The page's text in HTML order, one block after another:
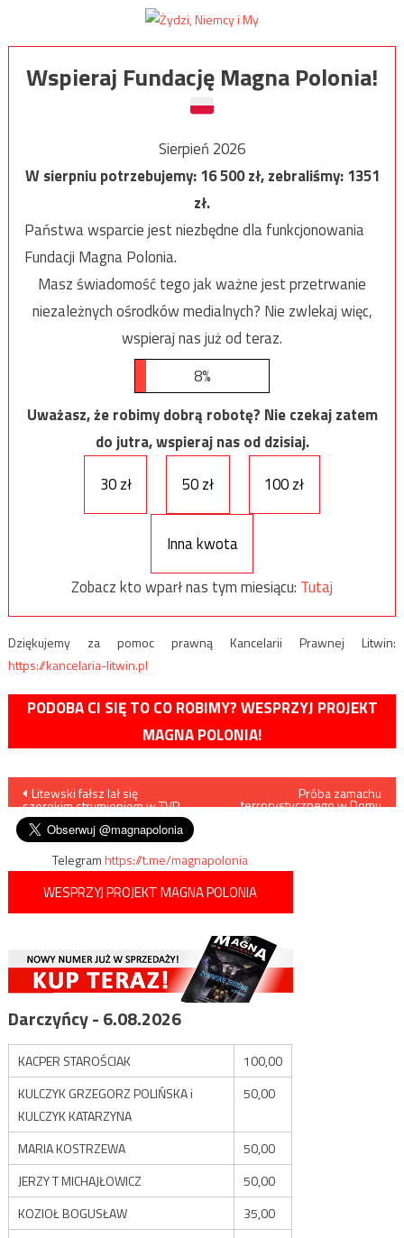
Wspieraj Fundację Magna Polonia!
Sierpień 2026
W sierpniu potrzebujemy:16 500zł, zebraliśmy:1351
zł.
Państwa wsparcie jest niezbędne dla funkcjonowania
Fundacji Magna Polonia.
Masz świadomość tego jak ważne jest przetrwanie
niezależnych ośrodków medialnych? Nie zwlekaj więc,
wspieraj nas już od teraz.
8%
Uważasz, że robimy dobrą robotę? Nie czekaj zatem
do jutra, wspieraj nas od dzisiaj.
30 zł
50 zł 100 zł
Inna kwota
Zobacz kto wparł nas tym miesiącu: Tutaj
Dziękujemy za pomoc prawną Kancelarii Prawnej Litwin:
https://kancelaria-litwin.pl
PODOBA CI SIĘ TO CO ROBIMY? WESPRZYJ PROJEKT
MAGNA POLONIA!
Nawigacja
wpisu
Litewski fałsz lał się
szerokim strumieniem w TVP
Próba zamachu
terrorystycznego w Domu
Telegramhttps://t.me/magnapolonia
WESPRZYJ PROJEKT MAGNA POLONIA
Darczyńcy - 6.08.2026
KACPER STAROŚCIAK
100,00
KULCZYK GRZEGORZ POLIŃSKA i
KULCZYK KATARZYNA
50,00
MARIA KOSTRZEWA
50,00
JERZY T MICHAJŁOWICZ
50,00
KOZIOŁ BOGUSŁAW
35,00